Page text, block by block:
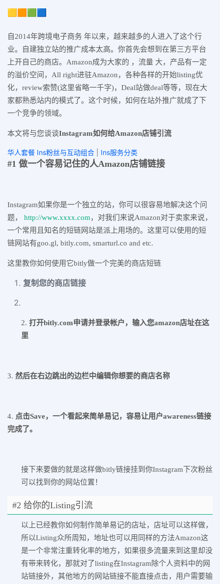
🟨🟧🟩🟦
自2014年跨境电子商务 年以来，越来越多的人进入了这个行
业。自建独立站的推广成本太高。你首先会想到在第三方平台
上开自己的商店。Amazon成为大家的 ，流量 大，产品有一定
的溢价空间，All right进驻Amazon，各种各样的开始listing优
化，review索赞(这里省略一千字)，Deal站做deal等等，现在大
家都熟悉站内的模式了。这个时候，如何在站外推广就成了下
一个竞争的领域。
本文将与您谈谈Instagram如何给Amazon店铺引流
华人套餐 Ins粉丝与互动组合 Ins服务分类
#1 做一个容易记住的人Amazon店铺链接
Instagram如果你是一个独立的站，你可以很容易地解决这个问
题， http://www.xxxx.com，对我们来说Amazon对于卖家来说，
一个常用且知名的短链网站是派上用场的。这里可以使用的短
链网站有goo.gl, bitly.com, smarturl.co and etc.
这里教你如何使用它bitly做一个完美的商店短链
复制您的商店链接
2. 打开bitly.com申请并登录帐户，输入您amazon店址在这
里
3. 然后在右边跳出的边栏中编辑你想要的商店名称
4. 点击Save，一个看起来简单易记，容易让用户awareness链接
完成了。
接下来要做的就是这样做bitly链接挂到你Instagram下次粉丝
可以找到你的网站位置！
#2 给你的Listing引流
以上已经教你如何制作简单易记的店址，店址可以这样做，
所以Listing众所周知，地址也可以用同样的方法Amazon这
是一个非常注重转化率的地方，如果很多流量来到这里却没
有带来转化，那就对了listing在Instagram除个人资料中的网
站链接外，其他地方的网站链接不能直接点击，用户需要输